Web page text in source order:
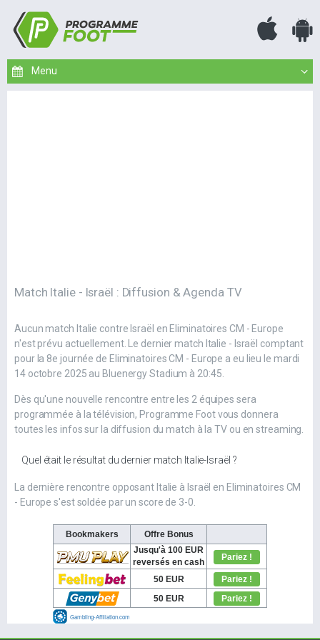
Match Italie - Israël : Diffusion & Agenda TV
Aucun match Italie contre Israël en Eliminatoires CM - Europe
n'est prévu actuellement. Le dernier match Italie - Israël comptant
pour la 8e journée de Eliminatoires CM - Europe a eu lieu le mardi
14 octobre 2025 au Bluenergy Stadium à 20:45.
Dès qu'une nouvelle rencontre entre les 2 équipes sera
programmée à la télévision, Programme Foot vous donnera
toutes les infos sur la diffusion du match à la TV ou en streaming.
Quel était le résultat du dernier match Italie-Israël ?
La dernière rencontre opposant Italie à Israël en Eliminatoires CM
- Europe s'est soldée par un score de 3-0.